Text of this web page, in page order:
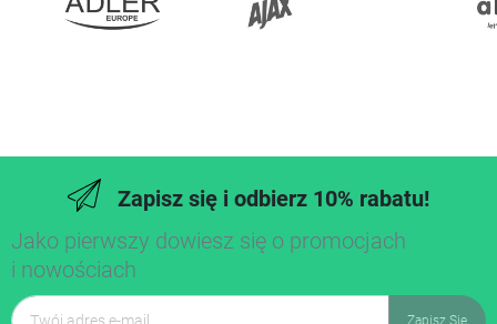
Zapisz się i odbierz 10% rabatu!
Jako pierwszy dowiesz się o promocjach
i nowościach